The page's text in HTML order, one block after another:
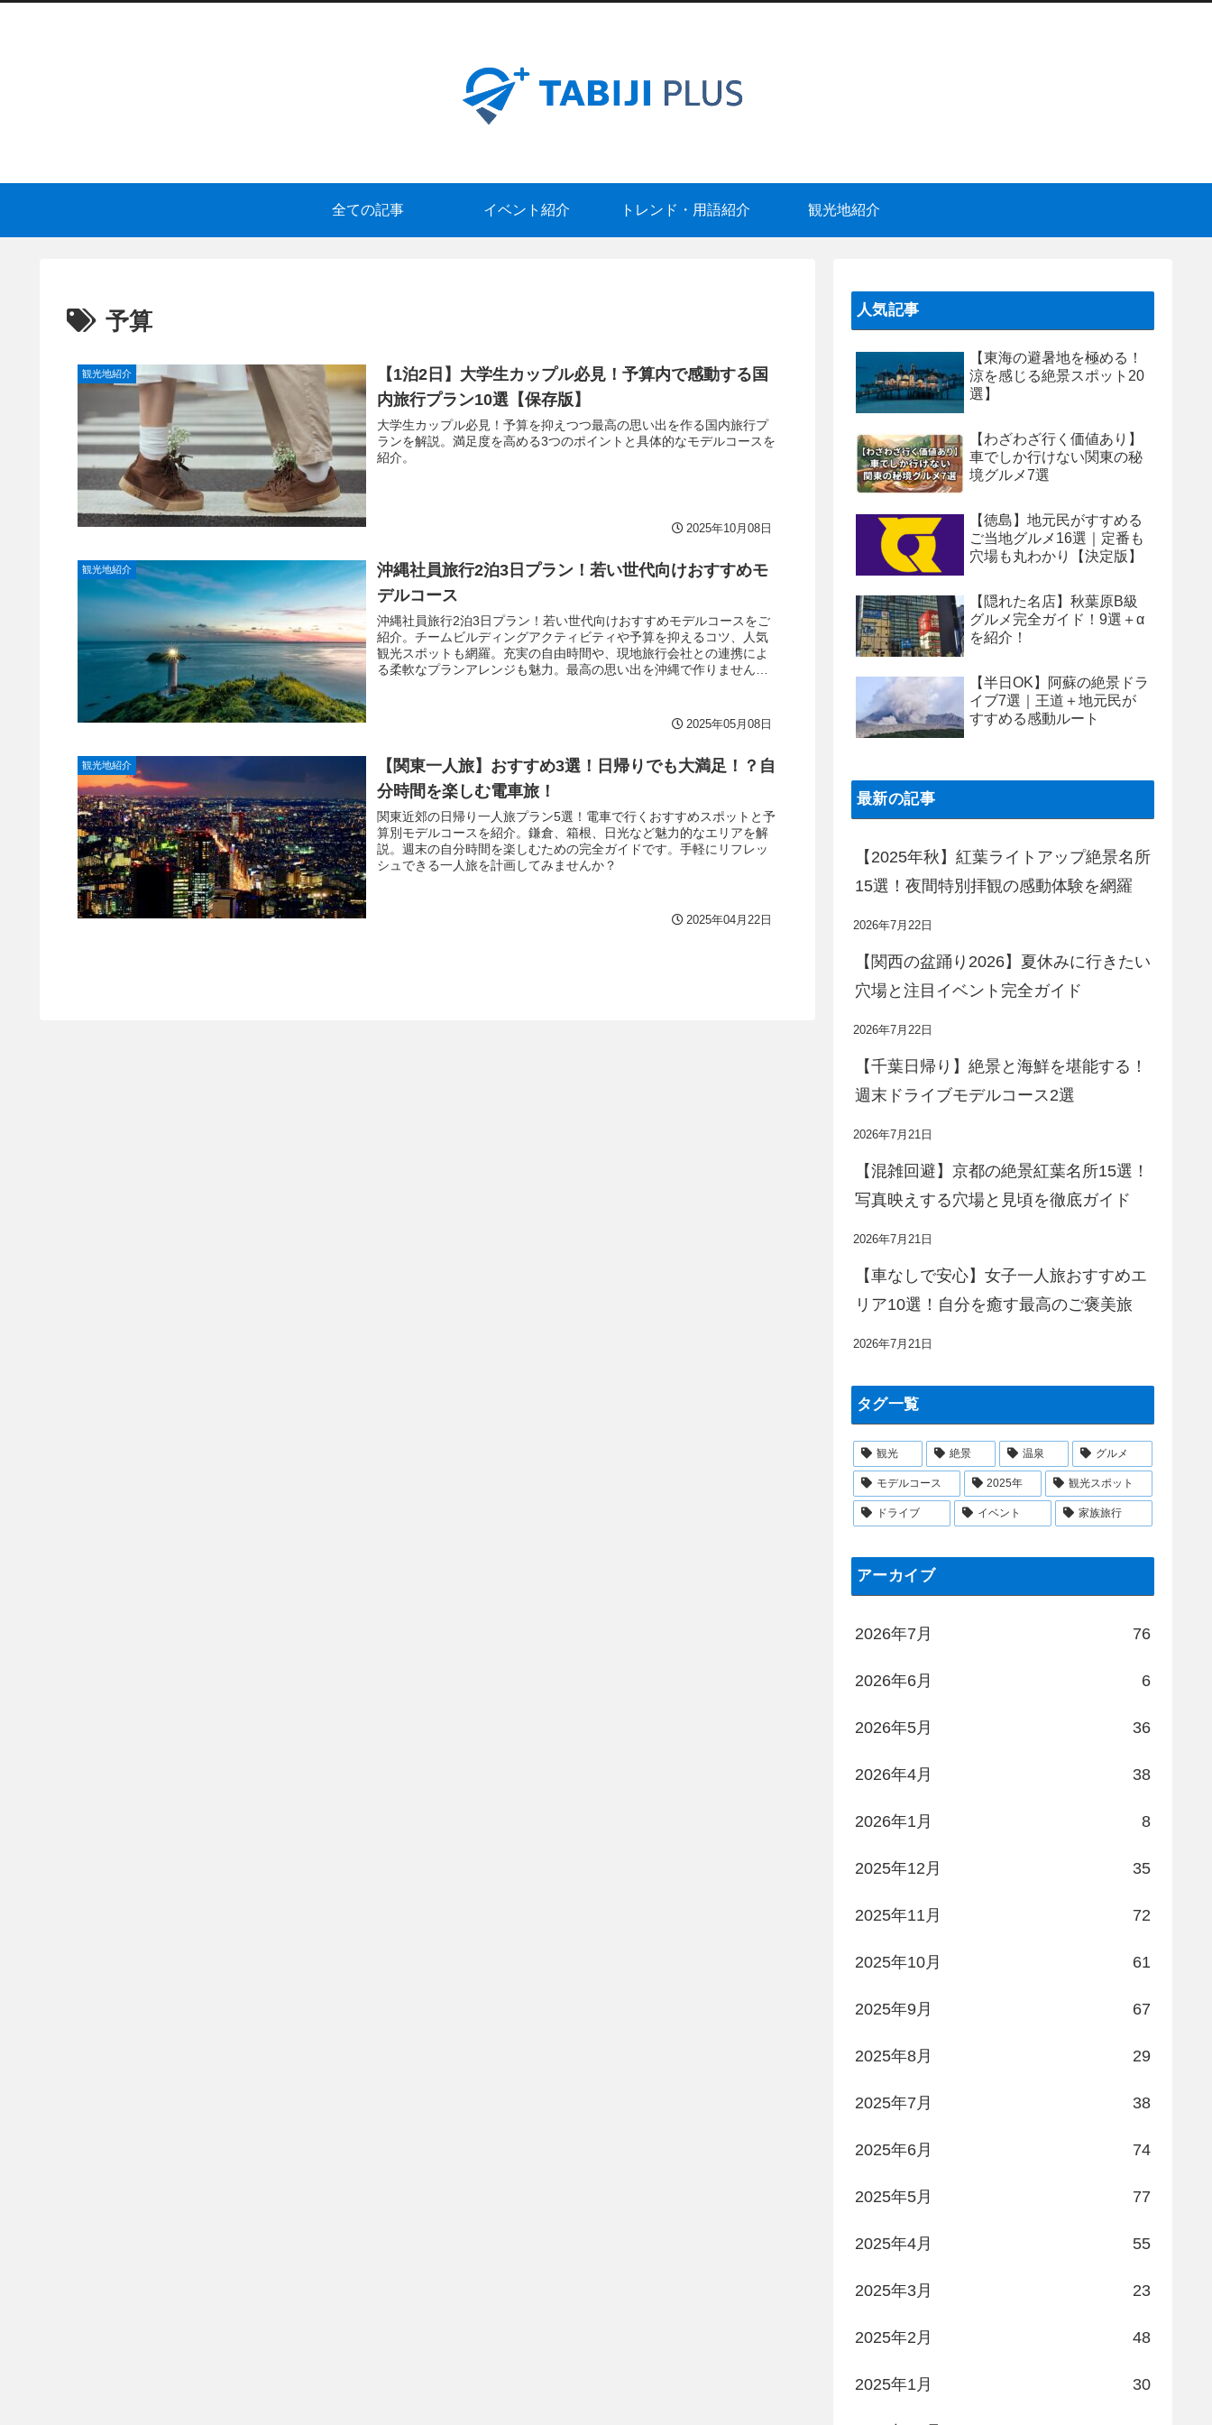
全ての記事 イベント紹介 トレンド・用語紹介 観光地紹介
予算
観光地紹介
【1泊2日】大学生カップル必見！予算内で感動する国
内旅行プラン10選【保存版】
大学生カップル必見！予算を抑えつつ最高の思い出を作る国内旅行プ
ランを解説。満足度を高める3つのポイントと具体的なモデルコースを
紹介。
2025年10月08日
観光地紹介
沖縄社員旅行2泊3日プラン！若い世代向けおすすめモ
デルコース
沖縄社員旅行2泊3日プラン！若い世代向けおすすめモデルコースをご
紹介。チームビルディングアクティビティや予算を抑えるコツ、人気
観光スポットも網羅。充実の自由時間や、現地旅行会社との連携によ
る柔軟なプランアレンジも魅力。最高の思い出を沖縄で作りません
2025年05月08日
観光地紹介
【関東一人旅】おすすめ3選！日帰りでも大満足！？自
分時間を楽しむ電車旅！
関東近郊の日帰り一人旅プラン5選！電車で行くおすすめスポットと予
算別モデルコースを紹介。鎌倉、箱根、日光など魅力的なエリアを解
説。週末の自分時間を楽しむための完全ガイドです。手軽にリフレッ
シュできる一人旅を計画してみませんか？
2025年04月22日
人気記事
【東海の避暑地を極める！
涼を感じる絶景スポット20
選】
【わざわざ行く価値あり】
車でしか行けない関東の秘
境グルメ7選
【徳島】地元民がすすめる
ご当地グルメ16選｜定番も
穴場も丸わかり【決定版】
【隠れた名店】秋葉原B級
グルメ完全ガイド！9選＋α
を紹介！
【半日OK】阿蘇の絶景ドラ
イブ7選｜王道＋地元民が
すすめる感動ルート
最新の記事
【2025年秋】紅葉ライトアップ絶景名所
15選！夜間特別拝観の感動体験を網羅
2026年7月22日
【関西の盆踊り2026】夏休みに行きたい
穴場と注目イベント完全ガイド
2026年7月22日
【千葉日帰り】絶景と海鮮を堪能する！
週末ドライブモデルコース2選
2026年7月21日
【混雑回避】京都の絶景紅葉名所15選！
写真映えする穴場と見頃を徹底ガイド
2026年7月21日
【車なしで安心】女子一人旅おすすめエ
リア10選！自分を癒す最高のご褒美旅
2026年7月21日
タグ一覧
観光 絶景 温泉 グルメ
モデルコース 2025年 観光スポット
ドライブ イベント 家族旅行
アーカイブ
2026年7月 76
2026年6月 6
2026年5月 36
2026年4月 38
2026年1月 8
2025年12月 35
2025年11月 72
2025年10月 61
2025年9月 67
2025年8月 29
2025年7月 38
2025年6月 74
2025年5月 77
2025年4月 55
2025年3月 23
2025年2月 48
2025年1月 30